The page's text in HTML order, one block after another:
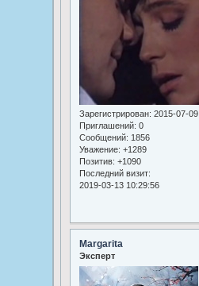
Зарегистрирован: 2015-07-09
Приглашений: 0
Сообщений: 1856
Уважение: +1289
Позитив: +1090
Последний визит:
2019-03-13 10:29:56
Margarita
Эксперт